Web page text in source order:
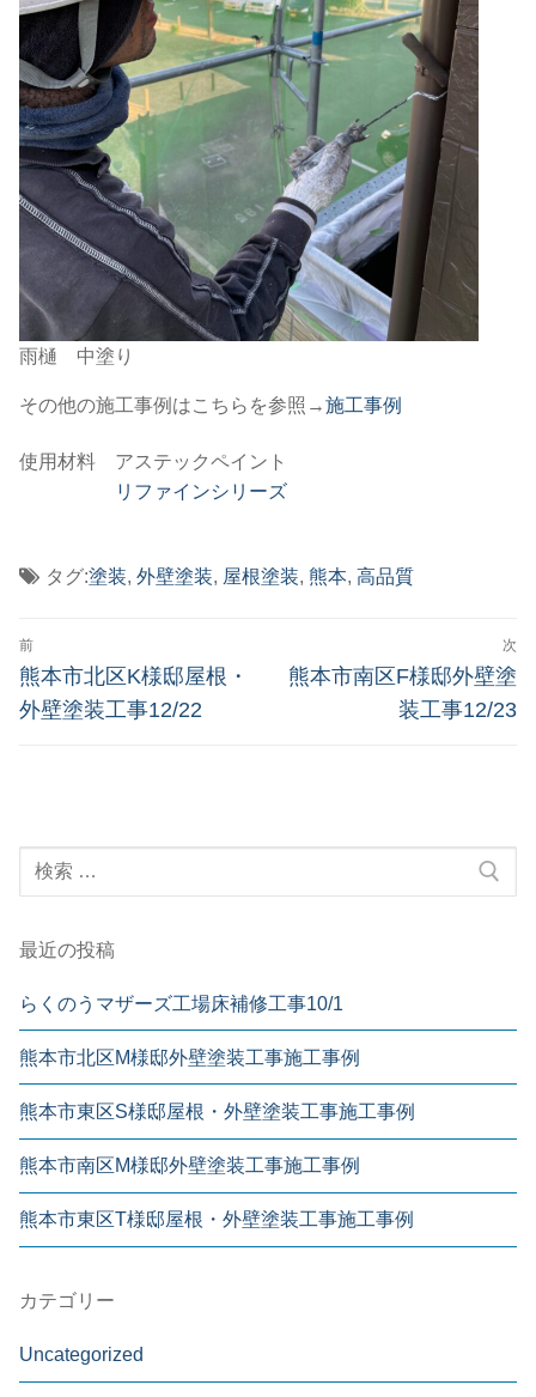
雨樋 中塗り
その他の施工事例はこちらを参照→施工事例
使用材料 アステックペイント
リファインシリーズ
タグ:塗装, 外壁塗装, 屋根塗装, 熊本, 高品質
投
稿
ナ
シ
ン
前
前
の
熊本市北区K様邸屋根・
外壁塗装工事12/22
次
次
熊本市南区F様邸外壁塗
装工事12/23
最近の投稿
らくのうマザーズ工場床補修工事10/1
熊本市北区M様邸外壁塗装工事施工事例
熊本市東区S様邸屋根・外壁塗装工事施工事例
熊本市南区M様邸外壁塗装工事施工事例
熊本市東区T様邸屋根・外壁塗装工事施工事例
カテゴリー
Uncategorized